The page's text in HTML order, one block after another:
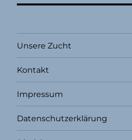
Unsere Zucht
Kontakt
Impressum
Datenschutzerklärung